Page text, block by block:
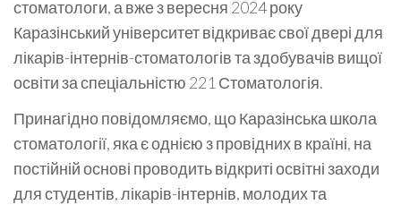
стоматологи, а вже з вересня 2024 року
Каразінський університет відкриває свої двері для
лікарів-інтернів-стоматологів та здобувачів вищої
освіти за спеціальністю 221 Стоматологія.
Принагідно повідомляємо, що Каразінська школа
стоматології, яка є однією з провідних в країні, на
постійній основі проводить відкриті освітні заходи
для студентів, лікарів-інтернів, молодих та